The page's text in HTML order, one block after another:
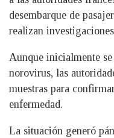
desembarque de
realizan
Aunque inicialmente
norovirus, las
muestras para
enfermedad.
La situación generó